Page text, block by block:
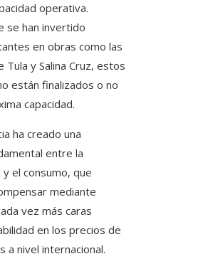
operativa.
se han invertido
en obras como las
Tula y Salina Cruz, estos
están finalizados o no
capacidad.
ha creado una
entre la
el consumo, que
mediante
vez más caras
en los precios de
a nivel internacional.